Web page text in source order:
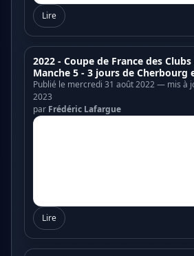
Lire
2022 - Coupe de France des
Manche 5 - 3 jours de Cherbourg
Publié le mercredi 31 août 2022 — mis à
2023
par Frédéric Lafargue
Lire